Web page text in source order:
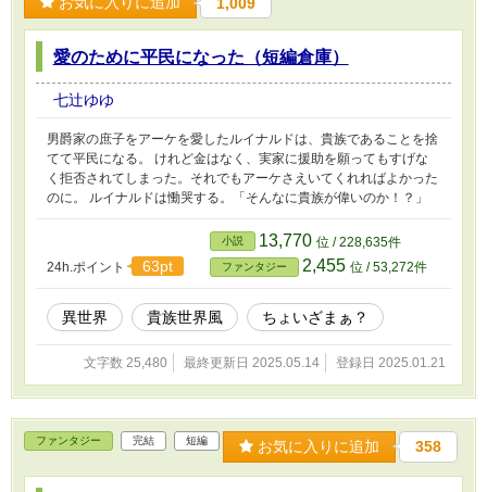
愛のために平民になった（短編倉庫）
七辻ゆゆ
男爵家の庶子をアーケを愛したルイナルドは、貴族であることを捨
てて平民になる。 けれど金はなく、実家に援助を願ってもすげな
く拒否されてしまった。それでもアーケさえいてくれればよかった
のに。 ルイナルドは慟哭する。「そんなに貴族が偉いのか！？」
24h.ポイント 63pt
小説 13,770 位 / 228,635件
ファンタジー 2,455 位 / 53,272件
異世界 貴族世界風 ちょいざまぁ？
文字数 25,480 最終更新日 2025.05.14 登録日 2025.01.21
ファンタジー 完結 短編 お気に入りに追加 358